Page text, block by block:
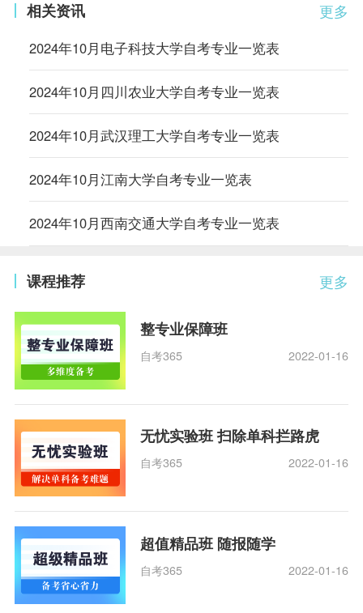
更多
相关资讯
2024年10月电子科技大学自考专业一览表
2024年10月四川农业大学自考专业一览表
2024年10月武汉理工大学自考专业一览表
2024年10月江南大学自考专业一览表
2024年10月西南交通大学自考专业一览表
更多
课程推荐
整专业保障班
自考365 2022-01-16
无忧实验班 扫除单科拦路虎
自考365 2022-01-16
超值精品班 随报随学
自考365 2022-01-16